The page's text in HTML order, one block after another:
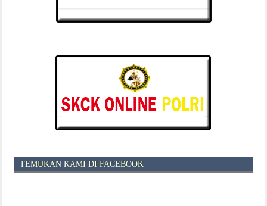
TEMUKAN KAMI DI FACEBOOK